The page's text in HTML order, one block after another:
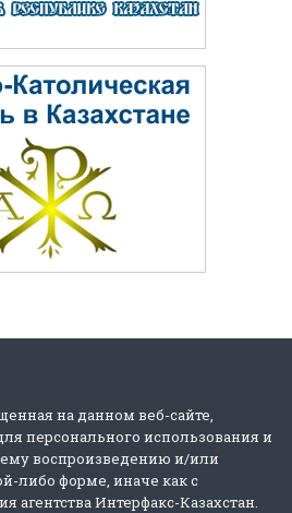
на данном веб-сайте,
персонального использования и
воспроизведению и/или
либо форме, иначе как с
агентства Интерфакс-Казахстан.